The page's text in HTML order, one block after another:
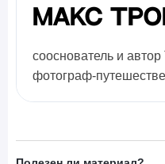
Макс
сооснователь и
фотограф-